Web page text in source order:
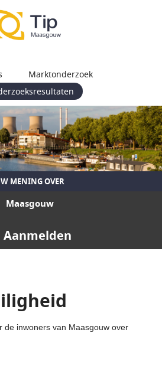
Marktonderzoek
MENING OVER
Maasgouw
Aanmelden
de inwoners van Maasgouw over